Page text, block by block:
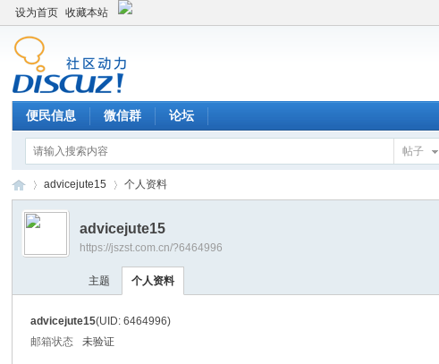
设为首页 收藏本站
便民信息 微信群 论坛
帖子
›
advicejute15 个人资料
advicejute15
https://jszst.com.cn/?6464996
主题 个人资料
advicejute15(UID: 6464996)
邮箱状态
未验证